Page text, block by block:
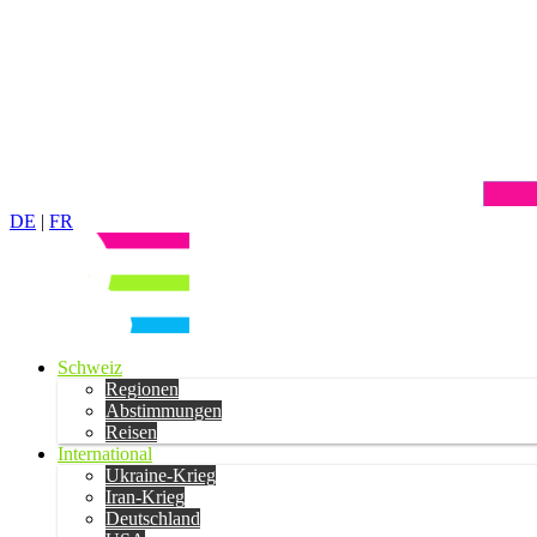
DE | FR
Schweiz
Regionen
Abstimmungen
Reisen
International
Ukraine-Krieg
Iran-Krieg
Deutschland